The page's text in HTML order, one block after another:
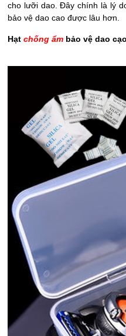
cho lưỡi dao. Đây chính là lý
bảo vệ dao cao được lâu hơn.
Hạt chống ẩm bảo vệ dao